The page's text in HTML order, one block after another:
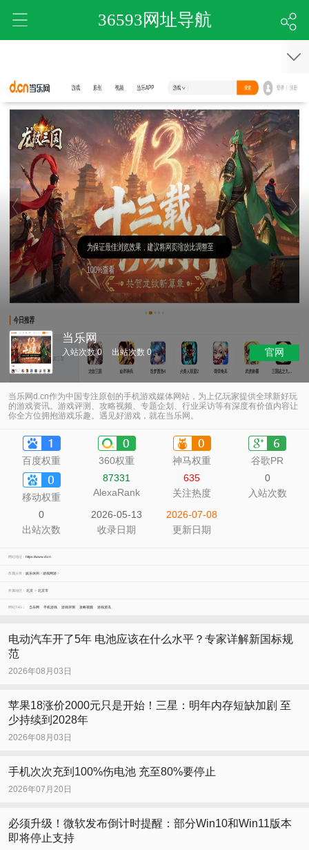
36593网址导航
当乐网
入站次数 0 出站次数 0 官网
当乐网d.cn作为中国专注原创的手机游戏媒体网站，为上亿玩家提供全球新好玩
的游戏资讯。游戏评测、攻略视频、专题企划、行业采访等有深度有价值内容让
你全方位拥抱游戏乐趣。遇见好游戏，就在当乐网。
百度权重 360权重 神马权重 谷歌PR
移动权重
87331
AlexaRank
635
关注热度
0
入站次数
0
出站次数
2026-05-13
收录日期
2026-07-08
更新日期
网站地址： https://www.d.cn
所属分类： 娱乐休闲>游戏网游>
所属地区： 北京> 北京市
网站TAG： 当乐网 手机游戏 游戏评测 攻略视频 游戏资讯
电动汽车开了5年 电池应该在什么水平？专家详解新国标规
范
2026年08月03日
苹果18涨价2000元只是开始！三星：明年内存短缺加剧 至
少持续到2028年
2026年08月03日
手机次次充到100%伤电池 充至80%要停止
2026年07月20日
必须升级！微软发布倒计时提醒：部分Win10和Win11版本
即将停止支持